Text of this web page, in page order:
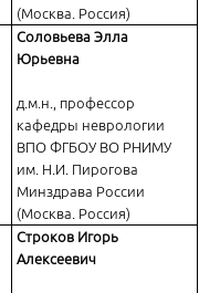
(Москва. Россия)
Соловьева Элла
Юрьевна
д.м.н., профессор
кафедры неврологии
ВПО ФГБОУ ВО РНИМУ
им. Н.И. Пирогова
Минздрава России
(Москва. Россия)
Строков Игорь
Алексеевич